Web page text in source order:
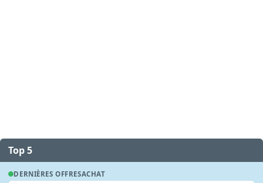
Top 5
DERNIÈRES OFFRESACHAT